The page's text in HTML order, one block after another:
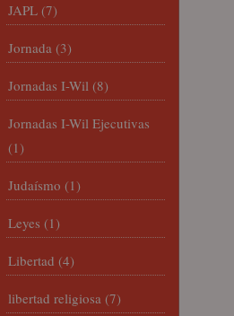
JAPL (7)
Jornada (3)
Jornadas I-Wil (8)
Jornadas I-Wil Ejecutivas
(1)
Judaísmo (1)
Leyes (1)
Libertad (4)
libertad religiosa (7)